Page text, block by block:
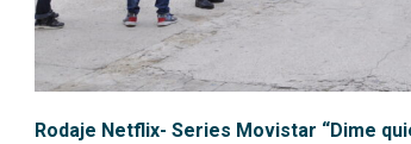
Rodaje Netflix- Series Movistar “Dime